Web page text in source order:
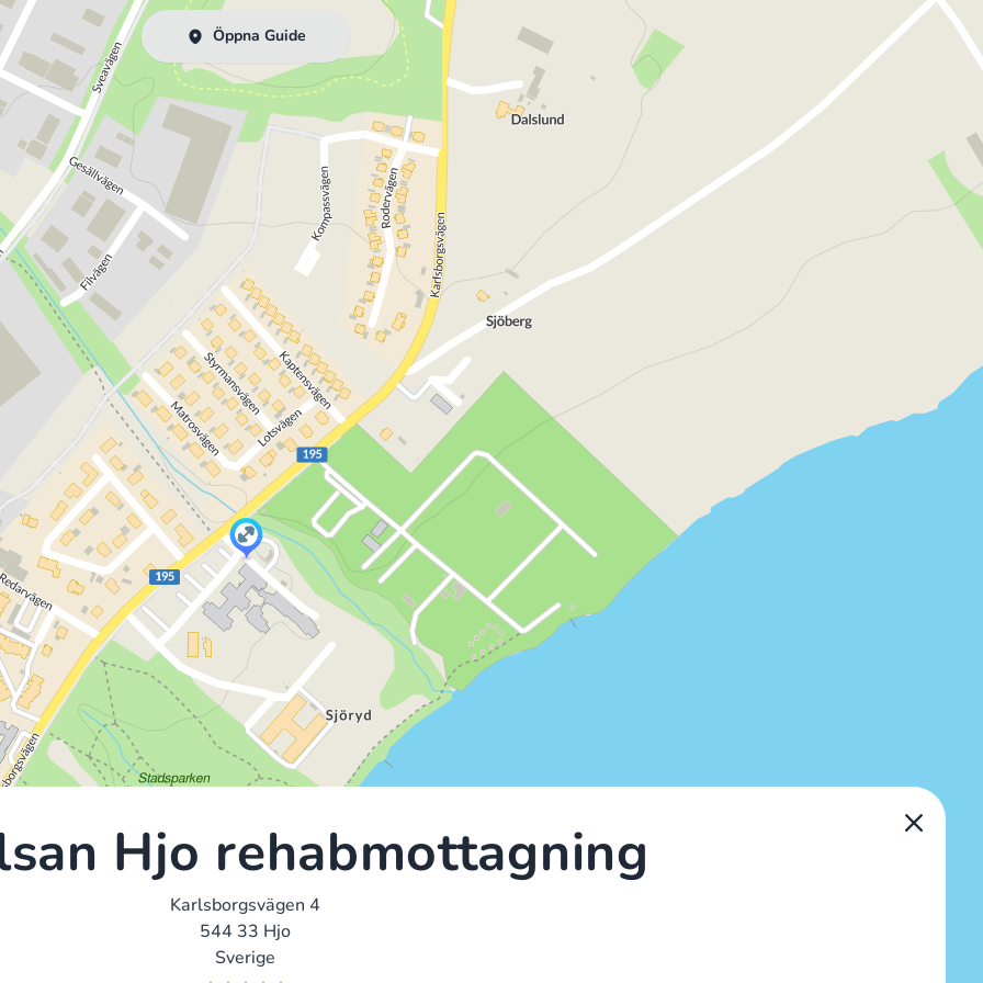
Öppna Guide
Hjo rehabmottagning
Karlsborgsvägen 4
544 33 Hjo
Sverige